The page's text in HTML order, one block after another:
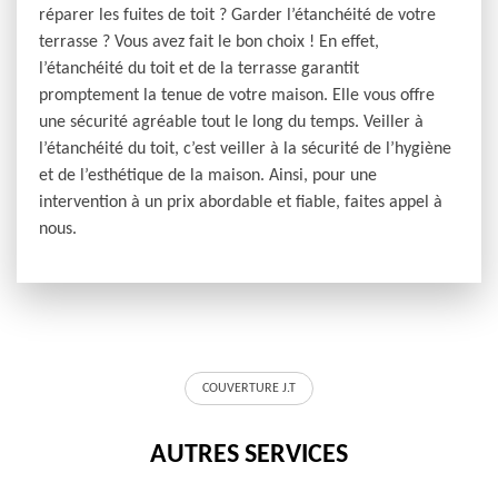
réparer les fuites de toit ? Garder l’étanchéité de votre
terrasse ? Vous avez fait le bon choix ! En effet,
l’étanchéité du toit et de la terrasse garantit
promptement la tenue de votre maison. Elle vous offre
une sécurité agréable tout le long du temps. Veiller à
l’étanchéité du toit, c’est veiller à la sécurité de l’hygiène
et de l’esthétique de la maison. Ainsi, pour une
intervention à un prix abordable et fiable, faites appel à
nous.
COUVERTURE J.T
AUTRES SERVICES